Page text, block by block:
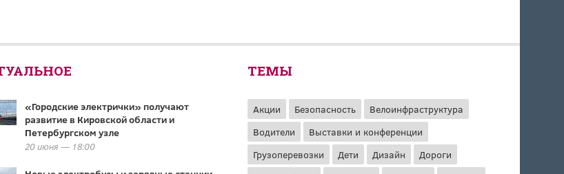
«Городские электрички» получают
развитие в Кировской области и
Петербургском узле
20 июня — 18:00
ТЕМЫ
Акции Безопасность
Велоинфраструктура
Водители
Выставки и конференции
Грузоперевозки
Дети Дизайн
Дороги